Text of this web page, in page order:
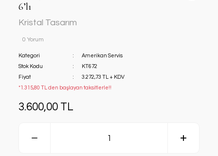
6’lı
Kristal Tasarım
0 Yorum
Kategori
Amerikan Servis
Stok Kodu
KT672
Fiyat
3.272,73 TL + KDV
*1.315,80 TL den başlayan taksitlerle!!
3.600,00 TL